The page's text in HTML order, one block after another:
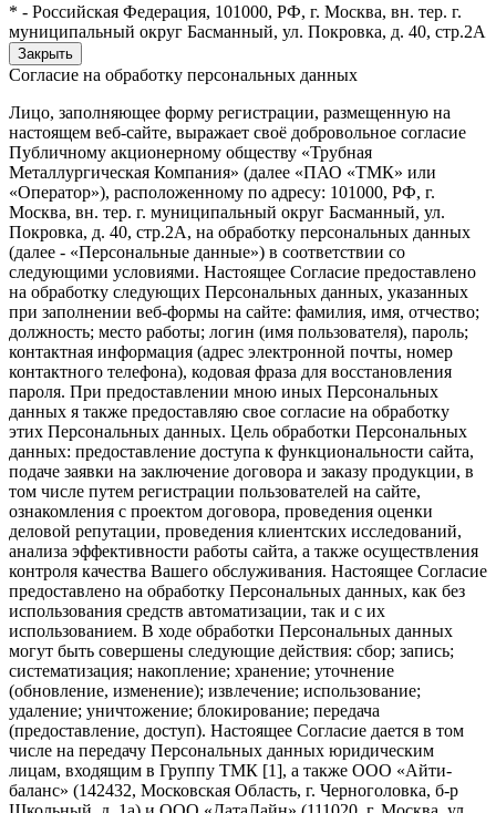
* - Российская Федерация, 101000, РФ, г. Москва, вн. тер. г.
муниципальный округ Басманный, ул. Покровка, д. 40, стр.2А
Закрыть
Согласие на обработку персональных данных
Лицо, заполняющее форму регистрации, размещенную на
настоящем веб-сайте, выражает своё добровольное согласие
Публичному акционерному обществу «Трубная
Металлургическая Компания» (далее «ПАО «ТМК» или
«Оператор»), расположенному по адресу: 101000, РФ, г.
Москва, вн. тер. г. муниципальный округ Басманный, ул.
Покровка, д. 40, стр.2А, на обработку персональных данных
(далее - «Персональные данные») в соответствии со
следующими условиями. Настоящее Согласие предоставлено
на обработку следующих Персональных данных, указанных
при заполнении веб-формы на сайте: фамилия, имя, отчество;
должность; место работы; логин (имя пользователя), пароль;
контактная информация (адрес электронной почты, номер
контактного телефона), кодовая фраза для восстановления
пароля. При предоставлении мною иных Персональных
данных я также предоставляю свое согласие на обработку
этих Персональных данных. Цель обработки Персональных
данных: предоставление доступа к функциональности сайта,
подаче заявки на заключение договора и заказу продукции, в
том числе путем регистрации пользователей на сайте,
ознакомления с проектом договора, проведения оценки
деловой репутации, проведения клиентских исследований,
анализа эффективности работы сайта, а также осуществления
контроля качества Вашего обслуживания. Настоящее Согласие
предоставлено на обработку Персональных данных, как без
использования средств автоматизации, так и с их
использованием. В ходе обработки Персональных данных
могут быть совершены следующие действия: сбор; запись;
систематизация; накопление; хранение; уточнение
(обновление, изменение); извлечение; использование;
удаление; уничтожение; блокирование; передача
(предоставление, доступ). Настоящее Согласие дается в том
числе на передачу Персональных данных юридическим
лицам, входящим в Группу ТМК [1], а также ООО «Айти-
баланс» (142432, Московская Область, г. Черноголовка, б-р